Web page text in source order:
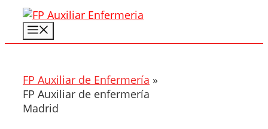
Saltar
contenido
FP Auxiliar de Enfermería »
FP Auxiliar de enfermería
Madrid